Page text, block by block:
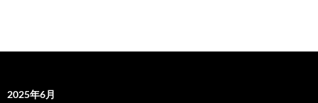
2025年6月